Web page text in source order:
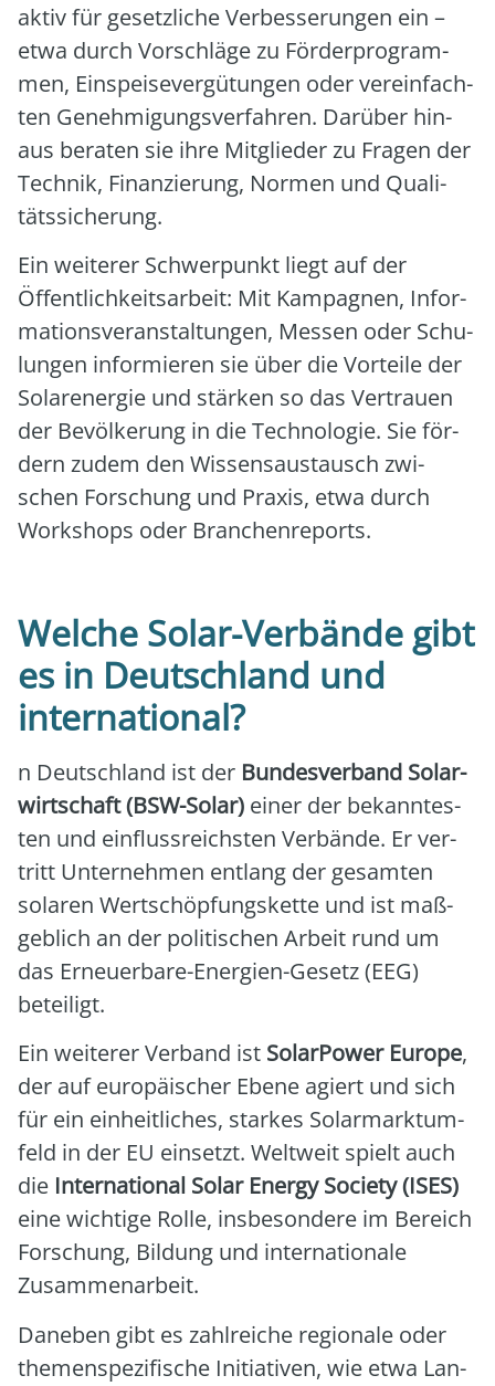
aktiv für gesetz­li­che Ver­bes­se­run­gen ein –
etwa durch Vor­schlä­ge zu För­der­pro­gram­
men, Ein­spei­se­ver­gü­tun­gen oder ver­ein­fach­
ten Geneh­mi­gungs­ver­fah­ren. Dar­über hin­
aus bera­ten sie ihre Mit­glie­der zu Fra­gen der
Tech­nik, Finan­zie­rung, Nor­men und Qua­li­
täts­si­che­rung.
Ein wei­te­rer Schwer­punkt liegt auf der
Öffent­lich­keits­ar­beit: Mit Kam­pa­gnen, Infor­
ma­ti­ons­ver­an­stal­tun­gen, Mes­sen oder Schu­
lun­gen infor­mie­ren sie über die Vor­tei­le der
Solar­ener­gie und stär­ken so das Ver­trau­en
der Bevöl­ke­rung in die Tech­no­lo­gie. Sie för­
dern zudem den Wis­sens­aus­tausch zwi­
schen For­schung und Pra­xis, etwa durch
Work­shops oder Bran­chen­re­ports.
Welche Solar-Verbände gibt
es in Deutschland und
international?
n Deutsch­land ist der Bun­des­ver­band Solar­
wirt­schaft (BSW-Solar) einer der bekann­tes­
ten und ein­fluss­reichs­ten Ver­bän­de. Er ver­
tritt Unter­neh­men ent­lang der gesam­ten
sola­ren Wert­schöp­fungs­ket­te und ist maß­
geb­lich an der poli­ti­schen Arbeit rund um
das Erneu­er­ba­re-Ener­gien-Gesetz (EEG)
betei­ligt.
Ein wei­te­rer Ver­band ist Solar­Power Euro­pe,
der auf euro­päi­scher Ebe­ne agiert und sich
für ein ein­heit­li­ches, star­kes Solar­markt­um­
feld in der EU ein­setzt. Welt­weit spielt auch
die Inter­na­tio­nal Solar Ener­gy Socie­ty (ISES)
eine wich­ti­ge Rol­le, ins­be­son­de­re im Bereich
For­schung, Bil­dung und inter­na­tio­na­le
Zusam­men­ar­beit.
Dane­ben gibt es zahl­rei­che regio­na­le oder
the­men­spe­zi­fi­sche Initia­ti­ven, wie etwa Lan­